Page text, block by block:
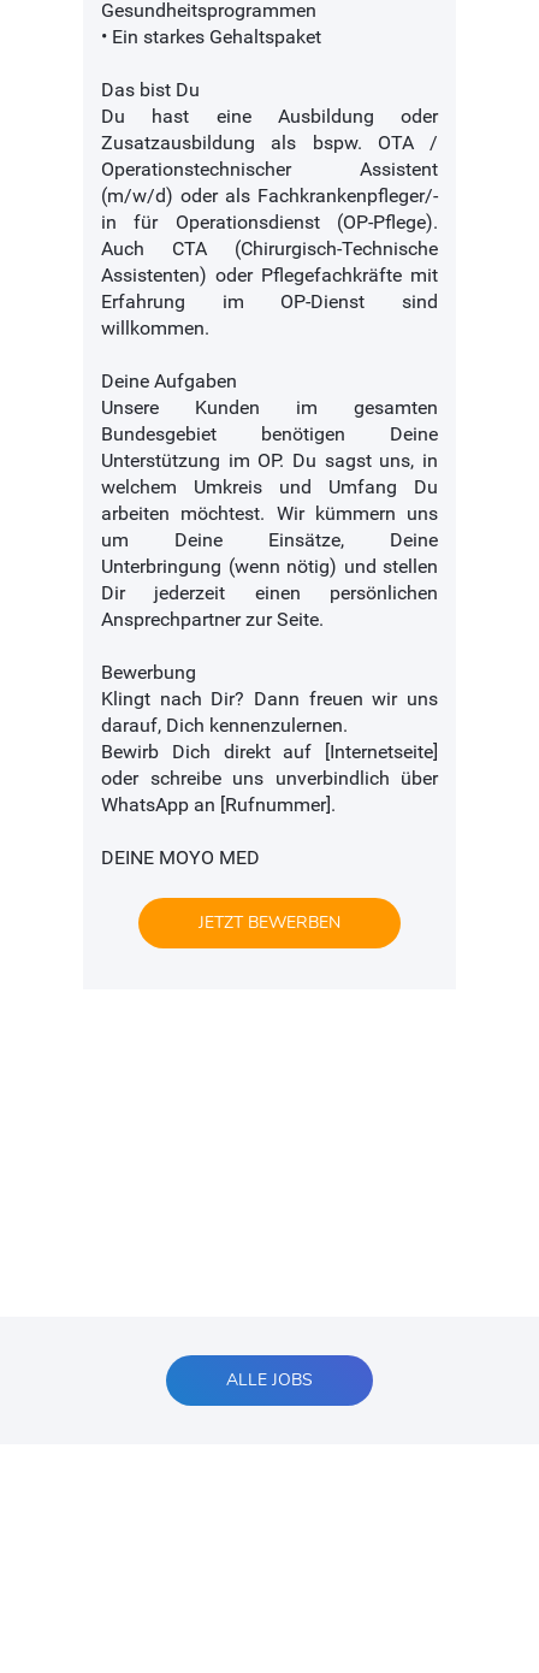
Gesundheitsprogrammen
• Ein starkes Gehaltspaket
Das bist Du
Du hast eine Ausbildung oder
Zusatzausbildung als bspw. OTA /
Operationstechnischer Assistent
(m/w/d) oder als Fachkrankenpfleger/-
in für Operationsdienst (OP-Pflege).
Auch CTA (Chirurgisch-Technische
Assistenten) oder Pflegefachkräfte mit
Erfahrung im OP-Dienst sind
willkommen.
Deine Aufgaben
Unsere Kunden im gesamten
Bundesgebiet benötigen Deine
Unterstützung im OP. Du sagst uns, in
welchem Umkreis und Umfang Du
arbeiten möchtest. Wir kümmern uns
um Deine Einsätze, Deine
Unterbringung (wenn nötig) und stellen
Dir jederzeit einen persönlichen
Ansprechpartner zur Seite.
Bewerbung
Klingt nach Dir? Dann freuen wir uns
darauf, Dich kennenzulernen.
Bewirb Dich direkt auf [Internetseite]
oder schreibe uns unverbindlich über
WhatsApp an [Rufnummer].
DEINE MOYO MED
JETZT BEWERBEN
ALLE JOBS